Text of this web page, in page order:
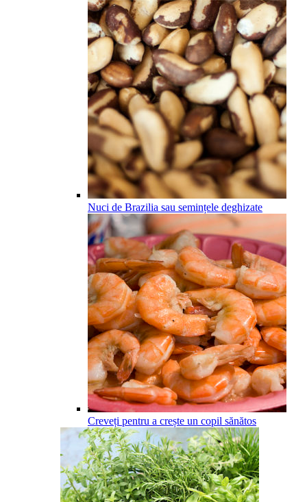
Nuci de Brazilia sau semințele deghizate
Creveți pentru a crește un copil sănătos